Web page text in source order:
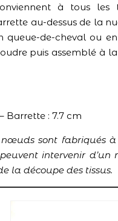
à tous les
au-dessus de la
queue-de-cheval ou
puis assemblé à
Barrette : 7.7 cm
nœuds sont fabriqués
intervenir d’un
la découpe des tissus.